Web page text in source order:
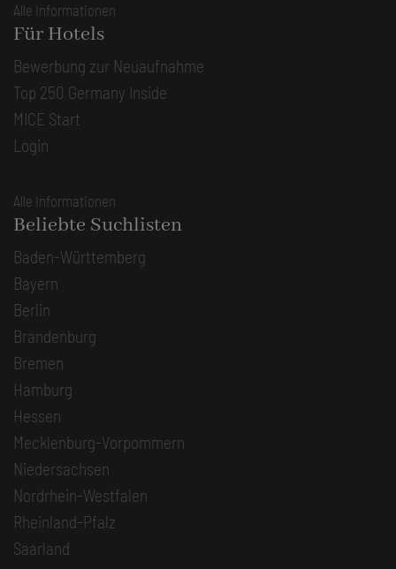
Alle Informationen
Für Hotels
Bewerbung zur Neuaufnahme
Top 250 Germany Inside
MICE Start
Login
Alle Informationen
Beliebte Suchlisten
Baden-Württemberg
Bayern
Berlin
Brandenburg
Bremen
Hamburg
Hessen
Mecklenburg-Vorpommern
Niedersachsen
Nordrhein-Westfalen
Rheinland-Pfalz
Saarland